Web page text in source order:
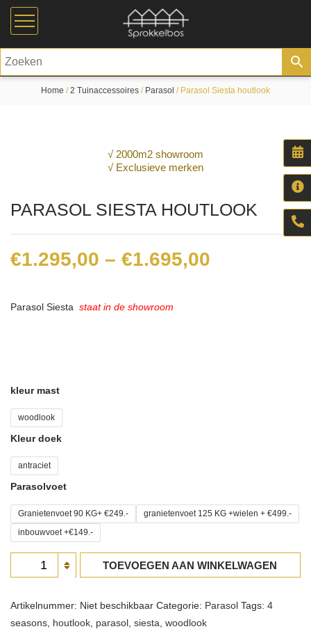
Home /2 Tuinaccessoires / Parasol / Parasol Siesta houtlook
√ 2000m2 showroom
√ Exclusieve merken
PARASOL SIESTA HOUTLOOK
€1.295,00 – €1.695,00
Parasol Siesta staat in de showroom
kleur mast
woodlook
Kleur doek
antraciet
Parasolvoet
Granietenvoet 90 KG+ €249.-
granietenvoet 125 KG +wielen + €499.-
inbouwvoet +€149.-
Parasol
Siesta
aantal
TOEVOEGEN AAN WINKELWAGEN
Artikelnummer: Niet beschikbaar Categorie: Parasol Tags: 4
seasons houtlook parasol siesta woodlook